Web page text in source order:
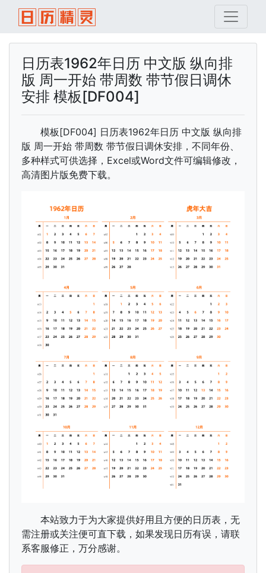
日历表1962年日历 中文版 纵向排
版 周一开始 带周数 带节假日调休
安排 模板[DF004]
模板[DF004] 日历表1962年日历 中文版 纵向排
版 周一开始 带周数 带节假日调休安排，不同年份、
多种样式可供选择，Excel或Word文件可编辑修改，
高清图片版免费下载。
本站致力于为大家提供好用且方便的日历表，无
需注册或关注便可直下载，如果发现日历有误，请联
系客服修正，万分感谢。